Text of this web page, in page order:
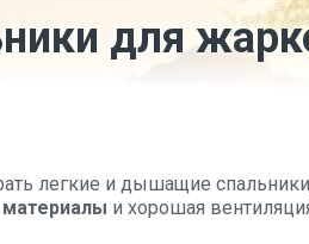
для
легкие и дышащие
и хорошая